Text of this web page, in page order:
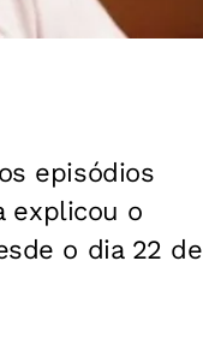
episódios
explicou o
o dia 22 de